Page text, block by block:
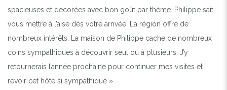
spacieuses et décorées avec bon goût par thème. Philippe sait
vous mettre à l’aise dès votre arrivée. La région offre de
nombreux intérêts. La maison de Philippe cache de nombreux
coins sympathiques à découvrir seul ou à plusieurs. J’y
retournerais l’année prochaine pour continuer mes visites et
revoir cet hôte si sympathique »